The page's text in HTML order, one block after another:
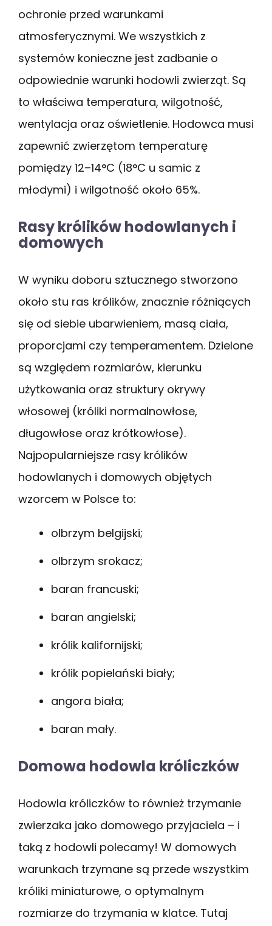
ochronie przed warunkami
atmosferycznymi. We wszystkich z
systemów konieczne jest zadbanie o
odpowiednie warunki hodowli zwierząt. Są
to właściwa temperatura, wilgotność,
wentylacja oraz oświetlenie. Hodowca musi
zapewnić zwierzętom temperaturę
pomiędzy 12–14°C (18°C u samic z
młodymi) i wilgotność około 65%.
Rasy królików hodowlanych i
domowych
W wyniku doboru sztucznego stworzono
około stu ras królików, znacznie różniących
się od siebie ubarwieniem, masą ciała,
proporcjami czy temperamentem. Dzielone
są względem rozmiarów, kierunku
użytkowania oraz struktury okrywy
włosowej (króliki normalnowłose,
długowłose oraz krótkowłose).
Najpopularniejsze rasy królików
hodowlanych i domowych objętych
wzorcem w Polsce to:
olbrzym belgijski;
olbrzym srokacz;
baran francuski;
baran angielski;
królik kalifornijski;
królik popielański biały;
angora biała;
baran mały.
Domowa hodowla króliczków
Hodowla króliczków to również trzymanie
zwierzaka jako domowego przyjaciela – i
taką z hodowli polecamy! W domowych
warunkach trzymane są przede wszystkim
króliki miniaturowe, o optymalnym
rozmiarze do trzymania w klatce. Tutaj